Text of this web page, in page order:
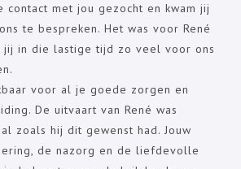
contact met jou gezocht en kwam jij
te bespreken. Het was voor René
in die lastige tijd zo veel voor ons
voor al je goede zorgen en
De uitvaart van René was
zoals hij dit gewenst had. Jouw
de nazorg en de liefdevolle